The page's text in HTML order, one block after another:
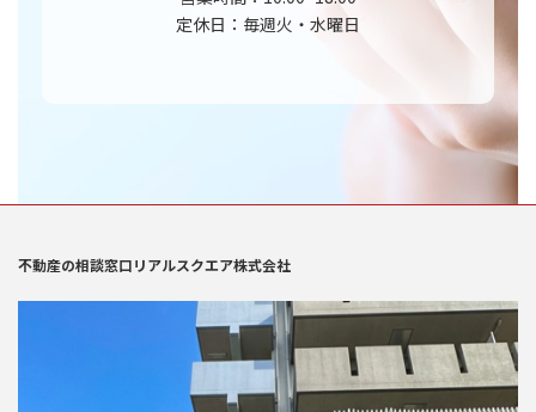
定休日：毎週火・水曜日
不動産の相談窓口リアルスクエア株式会社